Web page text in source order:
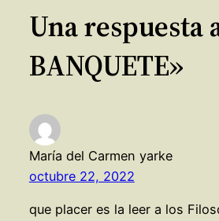
Una respuesta
BANQUETE»
María del Carmen yarke
octubre 22, 2022
que placer es la leer a los